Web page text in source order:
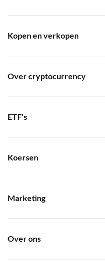
Kopen en verkopen
Over cryptocurrency
ETF's
Koersen
Marketing
Over ons